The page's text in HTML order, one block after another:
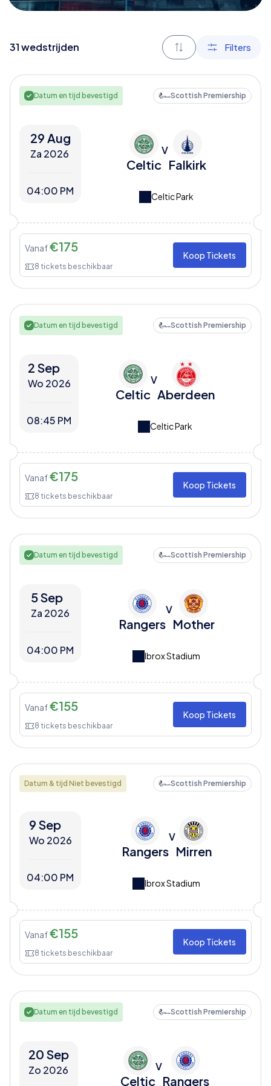
31wedstrijden Filters
Datum en tijd bevestigd Scottish Premiership
29 Aug
Za 2026
04:00 PM
Celtic
V
Falkirk
Celtic Park
Vanaf€175
8 tickets beschikbaar
Koop Tickets
Datum en tijd bevestigd Scottish Premiership
2 Sep
Wo 2026
08:45 PM
Celtic
V
Aberdeen
Celtic Park
Vanaf€175
8 tickets beschikbaar
Koop Tickets
Datum en tijd bevestigd Scottish Premiership
5 Sep
Za 2026
04:00 PM
Rangers
V
Mother
Ibrox Stadium
Vanaf€155
8 tickets beschikbaar
Koop Tickets
Datum & tijd Niet bevestigd Scottish Premiership
9 Sep
Wo 2026
04:00 PM
Rangers
V
Mirren
Ibrox Stadium
Vanaf€155
8 tickets beschikbaar
Koop Tickets
Datum en tijd bevestigd Scottish Premiership
20 Sep
Zo 2026
Celtic
V
Rangers